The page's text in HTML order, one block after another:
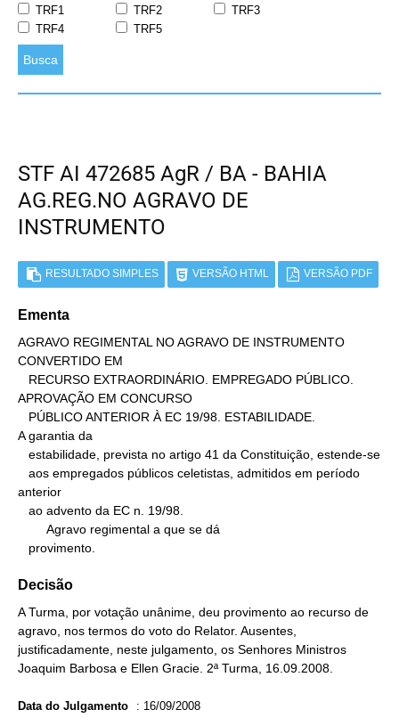
TRF1
TRF2
TRF3
TRF4
TRF5
Busca
STF AI 472685 AgR / BA - BAHIA
AG.REG.NO AGRAVO DE
INSTRUMENTO
RESULTADO SIMPLES VERSÃO HTML VERSÃO PDF
Ementa
AGRAVO REGIMENTAL NO AGRAVO DE INSTRUMENTO
CONVERTIDO EM
APROVAÇÃO EM CONCURSO
A garantia da
anterior
   provimento.
Decisão
A Turma, por votação unânime, deu provimento ao recurso de
agravo, nos termos do voto do Relator. Ausentes,
justificadamente, neste julgamento, os Senhores Ministros
Joaquim Barbosa e Ellen Gracie. 2ª Turma, 16.09.2008.
Data do Julgamento : 16/09/2008